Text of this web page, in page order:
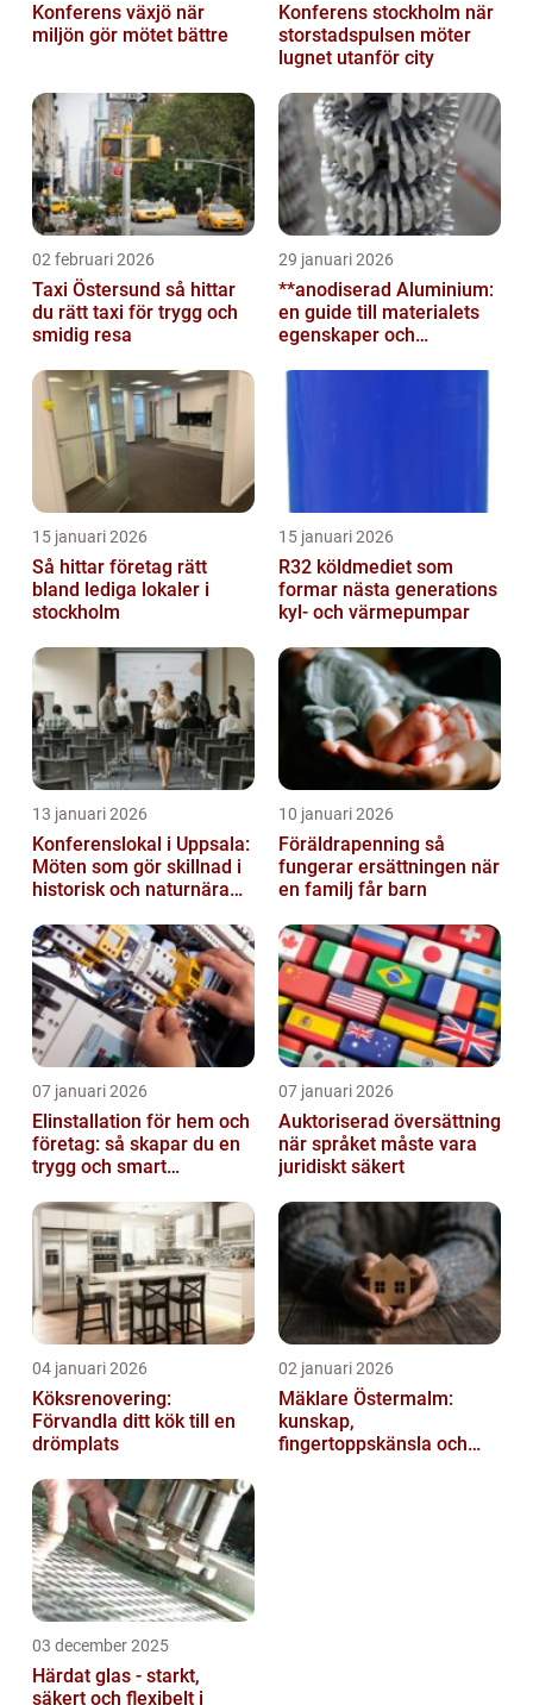
Konferens växjö när
miljön gör mötet bättre
Konferens stockholm när
storstadspulsen möter
lugnet utanför city
02 februari 2026
Taxi Östersund så hittar
du rätt taxi för trygg och
smidig resa
29 januari 2026
**anodiserad Aluminium:
en guide till materialets
egenskaper och
15 januari 2026
Så hittar företag rätt
bland lediga lokaler i
stockholm
15 januari 2026
R32 köldmediet som
formar nästa generations
kyl- och värmepumpar
13 januari 2026
Konferenslokal i Uppsala:
Möten som gör skillnad i
historisk och naturnära
10 januari 2026
Föräldrapenning så
fungerar ersättningen när
en familj får barn
07 januari 2026
Elinstallation för hem och
företag: så skapar du en
trygg och smart
07 januari 2026
Auktoriserad översättning
när språket måste vara
juridiskt säkert
04 januari 2026
Köksrenovering:
Förvandla ditt kök till en
drömplats
02 januari 2026
Mäklare Östermalm:
kunskap,
fingertoppskänsla och
03 december 2025
Härdat glas - starkt,
säkert och flexibelt i